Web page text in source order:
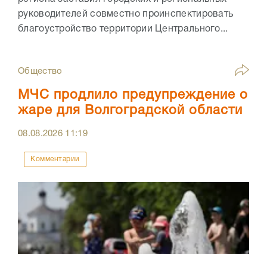
руководителей совместно проинспектировать
благоустройство территории Центрального...
Общество
МЧС продлило предупреждение о
жаре для Волгоградской области
08.08.2026 11:19
Комментарии